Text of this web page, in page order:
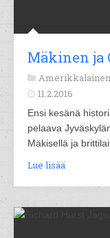
Mäkinen ja
11.2.2016
Ensi kesänä
pelaava
Mäkisellä ja
Lue lisää